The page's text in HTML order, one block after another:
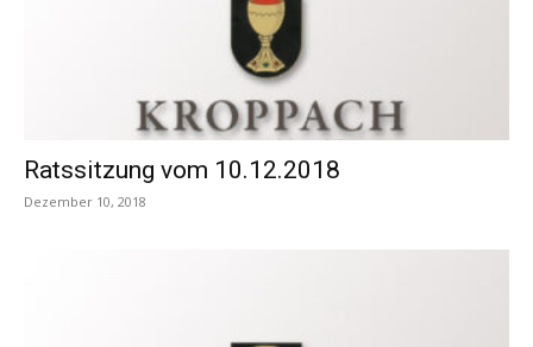
Ratssitzung vom 10.12.2018
Dezember 10, 2018